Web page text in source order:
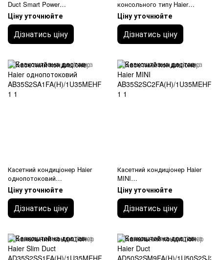
Duct Smart Power
AD160S2SM3FA(H)/1UH160P1E
RG високонапірний 120-210 Pа
Ціну уточнюйте
Дізнатись ціну
консольного типу Haier
AF35S2SD1FA(H)/1U35MEHFR
A-1
Ціну уточнюйте
Дізнатись ціну
Касетний кондиціонер Haier
однопотоковий
AB35S2SA1FA(H)/1U35MEHFR
A-1
Ціну уточнюйте
Дізнатись ціну
Касетний кондиціонер Haier
MINI
AB35S2SC2FA(H)/1U35MEHFR
A-1
Ціну уточнюйте
Дізнатись ціну